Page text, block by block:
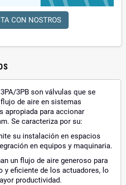
CON NOSTROS
3PB son válvulas que se
de aire en sistemas
apropiada para accionar
Se caracteriza por su:
su instalación en espacios
en equipos y maquinaria.
un flujo de aire generoso para
y eficiente de los actuadores, lo
productividad.